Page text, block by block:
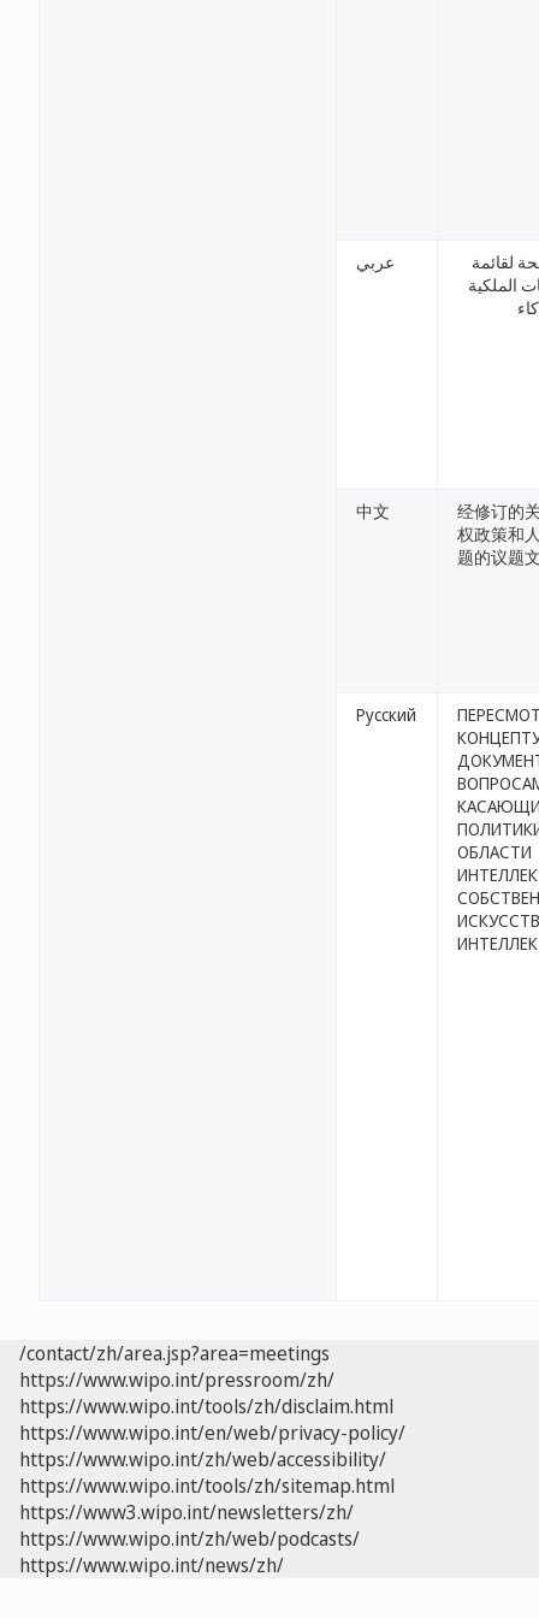
عربي
لقائمة
الملكية
中文
经修订的
权政策和
题的议题
Русский
ОБЛАСТИ
/contact/zh/area.jsp?area=meetings
https://www.wipo.int/pressroom/zh/
https://www.wipo.int/tools/zh/disclaim.html
https://www.wipo.int/en/web/privacy-policy/
https://www.wipo.int/zh/web/accessibility/
https://www.wipo.int/tools/zh/sitemap.html
https://www3.wipo.int/newsletters/zh/
https://www.wipo.int/zh/web/podcasts/
https://www.wipo.int/news/zh/